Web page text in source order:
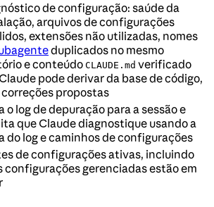
de configuração: saúde da
arquivos de configurações
extensões não utilizadas, nomes
duplicados no mesmo
e conteúdoCLAUDE.md verificado
pode derivar da base de código,
propostas
o log de depuração para a sessão e
que Claude diagnostique usando a
do log e caminhos de configurações
de configurações ativas, incluindo
configurações gerenciadas estão em